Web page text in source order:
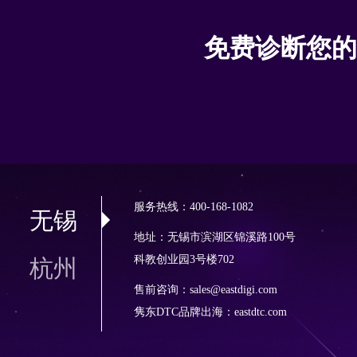
免费诊断您
无锡
杭州
服务热线：400-168-1082
地址：无锡市滨湖区锦溪路100号
科教创业园3号楼702
售前咨询：sales@eastdigi.com
隽东DTC品牌出海： eastdtc.com